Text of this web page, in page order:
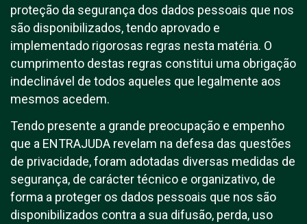
proteção da segurança dos dados pessoais que nos
são disponibilizados, tendo aprovado e
implementado rigorosas regras nesta matéria. O
cumprimento destas regras constitui uma obrigação
indeclinável de todos aqueles que legalmente aos
mesmos acedem.
Tendo presente a grande preocupação e empenho
que a ENTRAJUDA revelam na defesa das questões
de privacidade, foram adotadas diversas medidas de
segurança, de carácter técnico e organizativo, de
forma a proteger os dados pessoais que nos são
disponibilizados contra a sua difusão, perda, uso